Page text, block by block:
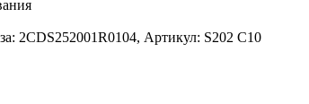
2CDS252001R0104, Артикул: S202 C10